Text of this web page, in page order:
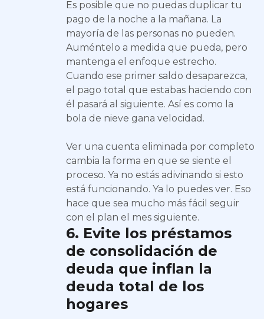
Es posible que no puedas duplicar tu
pago de la noche a la mañana. La
mayoría de las personas no pueden.
Auméntelo a medida que pueda, pero
mantenga el enfoque estrecho.
Cuando ese primer saldo desaparezca,
el pago total que estabas haciendo con
él pasará al siguiente. Así es como la
bola de nieve gana velocidad.
Ver una cuenta eliminada por completo
cambia la forma en que se siente el
proceso. Ya no estás adivinando si esto
está funcionando. Ya lo puedes ver. Eso
hace que sea mucho más fácil seguir
con el plan el mes siguiente.
6. Evite los préstamos
de consolidación de
deuda que inflan la
deuda total de los
hogares